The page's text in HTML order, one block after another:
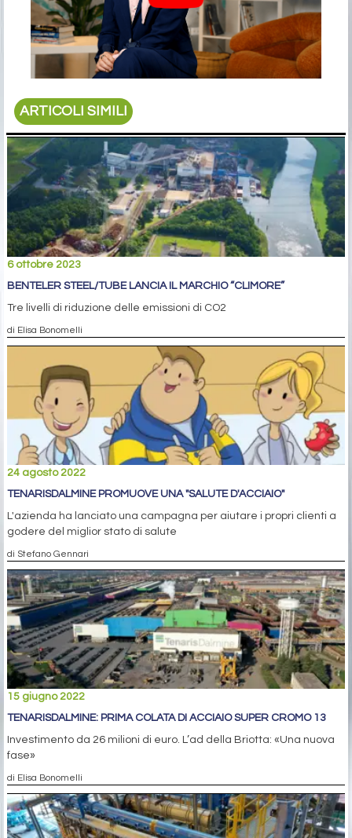
ARTICOLI SIMILI
6 ottobre 2023
BENTELER STEEL/TUBE LANCIA IL MARCHIO “CLIMORE”
Tre livelli di riduzione delle emissioni di CO2
di Elisa Bonomelli
24 agosto 2022
TENARISDALMINE PROMUOVE UNA "SALUTE D'ACCIAIO"
L'azienda ha lanciato una campagna per aiutare i propri clienti a
godere del miglior stato di salute
di Stefano Gennari
15 giugno 2022
TENARISDALMINE: PRIMA COLATA DI ACCIAIO SUPER CROMO 13
Investimento da 26 milioni di euro. L’ad della Briotta: «Una nuova
fase»
di Elisa Bonomelli